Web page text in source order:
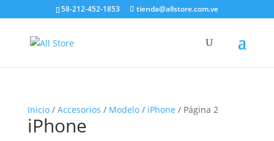
58-212-452-1853 tienda@allstore.com.ve
Inicio/ Accesorios / Modelo/ iPhone / Página 2
iPhone